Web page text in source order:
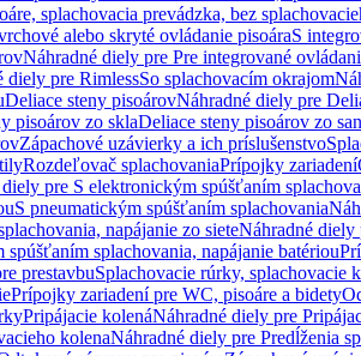
splachovacia prevádzka, bez
alebo skryté ovládanie pisoáraS
Náhradné diely pre Pre integrované
diely pre RimlessSo splachovacím okrajom
Deliace steny pisoárovNáhradné diely pre
pisoárov zo sklaDeliace steny pisoárov zo
Zápachové uzávierky a ich príslušenstvo
Rozdeľovač splachovaniaPrípojky zariadení
pre S elektronickým spúšťaním
S pneumatickým spúšťaním splachovania
napájanie zo sieteNáhradné diely
splachovania, napájanie batériou
prestavbuSplachovacie rúrky, splachovacie
Prípojky zariadení pre WC, pisoáre a bidety
Pripájacie kolenáNáhradné diely pre
kolenaNáhradné diely pre Predĺženia